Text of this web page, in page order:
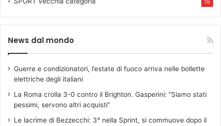
15
News dal mondo
Guerre e condizionatori, l’estate di fuoco arriva nelle bollette
elettriche degli italiani
La Roma crolla 3-0 contro il Brighton. Gasperini: “Siamo stati
pessimi, servono altri acquisti”
Le lacrime di Bezzecchi: 3° nella Sprint, si commuove dopo il